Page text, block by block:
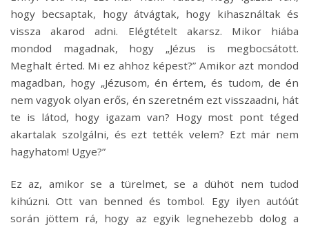
hogy becsaptak, hogy átvágtak, hogy kihasználtak és
vissza akarod adni. Elégtételt akarsz. Mikor hiába
mondod magadnak, hogy „Jézus is megbocsátott.
Meghalt érted. Mi ez ahhoz képest?” Amikor azt mondod
magadban, hogy „Jézusom, én értem, és tudom, de én
nem vagyok olyan erős, én szeretném ezt visszaadni, hát
te is látod, hogy igazam van? Hogy most pont téged
akartalak szolgálni, és ezt tették velem? Ezt már nem
hagyhatom! Ugye?”
Ez az, amikor se a türelmet, se a dühöt nem tudod
kihúzni. Ott van benned és tombol. Egy ilyen autóút
során jöttem rá, hogy az egyik legnehezebb dolog a